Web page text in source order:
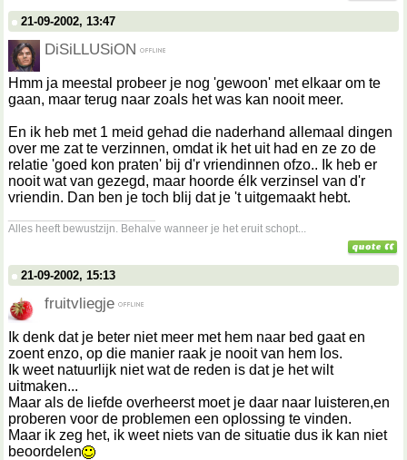
21-09-2002, 13:47
DiSiLLUSiON
Hmm ja meestal probeer je nog 'gewoon' met elkaar om te
gaan, maar terug naar zoals het was kan nooit meer.
En ik heb met 1 meid gehad die naderhand allemaal dingen
over me zat te verzinnen, omdat ik het uit had en ze zo de
relatie 'goed kon praten' bij d'r vriendinnen ofzo.. Ik heb er
nooit wat van gezegd, maar hoorde élk verzinsel van d'r
vriendin. Dan ben je toch blij dat je 't uitgemaakt hebt.
Alles heeft bewustzijn. Behalve wanneer je het eruit schopt...
21-09-2002, 15:13
fruitvliegje
Ik denk dat je beter niet meer met hem naar bed gaat en
zoent enzo, op die manier raak je nooit van hem los.
Ik weet natuurlijk niet wat de reden is dat je het wilt
uitmaken...
Maar als de liefde overheerst moet je daar naar luisteren,en
proberen voor de problemen een oplossing te vinden.
Maar ik zeg het, ik weet niets van de situatie dus ik kan niet
beoordelen